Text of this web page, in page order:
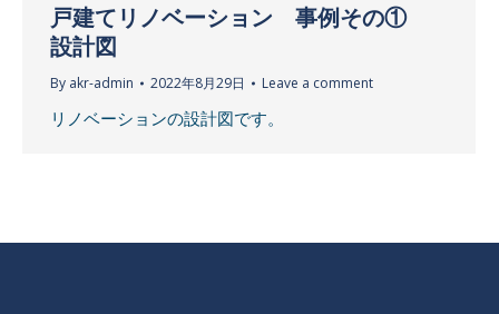
戸建てリノベーション 事例その①
設計図
By akr-admin 2022年8月29日 Leave a comment
リノベーションの設計図です。